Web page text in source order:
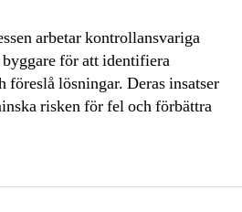
arbetar kontrollansvariga
för att identifiera
föreslå lösningar. Deras insatser
risken för fel och förbättra